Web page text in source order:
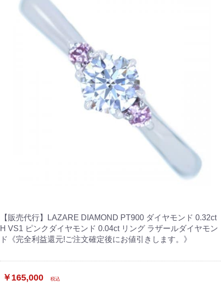
【販売代行】LAZARE DIAMOND PT900 ダイヤモンド 0.32ct
H VS1 ピンクダイヤモンド 0.04ct リング ラザールダイヤモン
ド《完全利益還元!ご注文確定後にお値引きします。》
￥165,000 税込